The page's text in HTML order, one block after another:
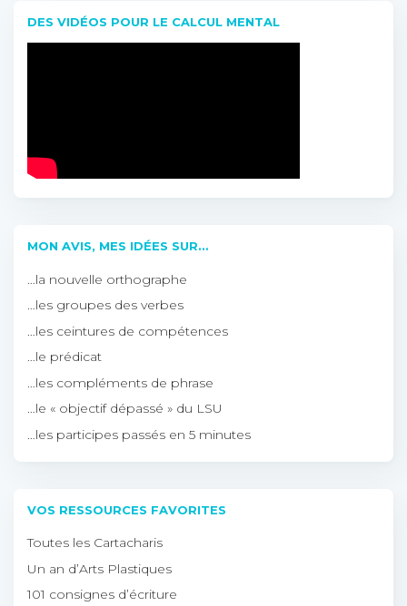
DES VIDÉOS POUR LE CALCUL MENTAL
MON AVIS, MES IDÉES SUR…
…la nouvelle orthographe
…les groupes des verbes
…les ceintures de compétences
…le prédicat
…les compléments de phrase
…le « objectif dépassé » du LSU
…les participes passés en 5 minutes
VOS RESSOURCES FAVORITES
Toutes les Cartacharis
Un an d’Arts Plastiques
101 consignes d’écriture